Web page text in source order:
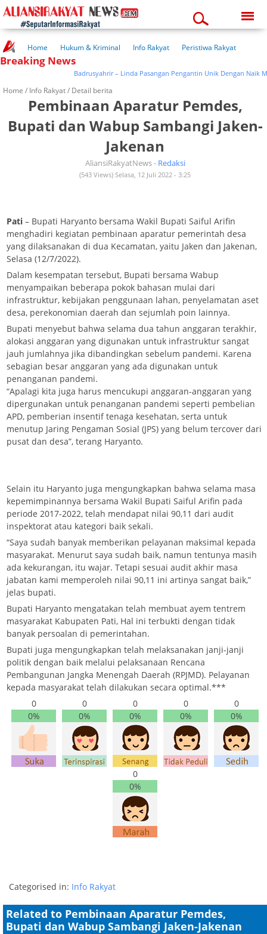
09:05:54 pm
Home Hukum & Kriminal Info Rakyat
Peristiwa Rakyat
Kuliner Rakyat
Wisata Rakyat
Kesehatan
Breaking News
Badrusyahrir – Linda Pasangan Pengantin Unik Dengan Naik Mobil
Home / Info Rakyat/ Detail berita
Pembinaan Aparatur Pemdes,
Bupati dan Wabup Sambangi Jaken-
Jakenan
AliansiRakyatNews - Redaksi
(543 Views) Selasa, 12 Juli 2022 - 3:25
Pati – Bupati Haryanto bersama Wakil Bupati Saiful Arifin
menghadiri kegiatan pembinaan aparatur pemerintah desa
yang dilaksanakan di dua Kecamatan, yaitu Jaken dan Jakenan,
Selasa (12/7/2022).
Dalam kesempatan tersebut, Bupati bersama Wabup
menyampaikan beberapa pokok bahasan mulai dari
infrastruktur, kebijakan penggunaan lahan, penyelamatan aset
desa, perekonomian daerah dan sejumlah poin lainnya.
Bupati menyebut bahwa selama dua tahun anggaran terakhir,
alokasi anggaran yang digunakan untuk infrastruktur sangat
jauh jumlahnya jika dibandingkan sebelum pandemi. Karena
sebagian besar anggaran yang ada digunakan untuk
penanganan pandemi.
“Apalagi kita juga harus mencukupi anggaran-anggaran yang
dipergunakan untuk penanganan pandemi seperti pembelian
APD, pemberian insentif tenaga kesehatan, serta untuk
menutup Jaring Pengaman Sosial (JPS) yang belum tercover dari
pusat dan desa”, terang Haryanto.
Selain itu Haryanto juga mengungkapkan bahwa selama masa
kepemimpinannya bersama Wakil Bupati Saiful Arifin pada
periode 2017-2022, telah mendapat nilai 90,11 dari audit
inspektorat atau kategori baik sekali.
“Saya sudah banyak memberikan pelayanan maksimal kepada
masyarakat. Menurut saya sudah baik, namun tentunya masih
ada kekurangan, itu wajar. Tetapi sesuai audit akhir masa
jabatan kami memperoleh nilai 90,11 ini artinya sangat baik,”
jelas bupati.
Bupati Haryanto mengatakan telah membuat ayem tentrem
masyarakat Kabupaten Pati, Hal ini terbukti dengan tidak
banyak persoalan di pemerintahan.
Bupati juga mengungkapkan telah melaksanakan janji-janji
politik dengan baik melalui pelaksanaan Rencana
Pembangunan Jangka Menengah Daerah (RPJMD). Pelayanan
kepada masyarakat telah dilakukan secara optimal.***
0
0%
0
0%
0
0%
0
0%
0
0%
0
0%
Categorised in: Info Rakyat
Related to Pembinaan Aparatur Pemdes,
Bupati dan Wabup Sambangi Jaken-Jakenan